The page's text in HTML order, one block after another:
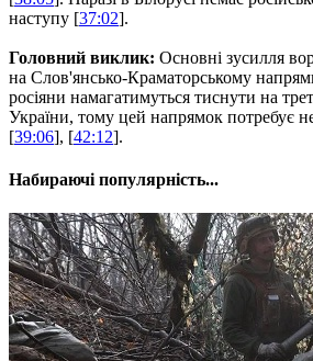
наступу [37:02].
Головний виклик: Основні зусилля
на Слов'янсько-Краматорському
росіяни намагатимуться тиснути на
України, тому цей напрямок потребує
[39:06], [42:12].
Набираючі популярність...